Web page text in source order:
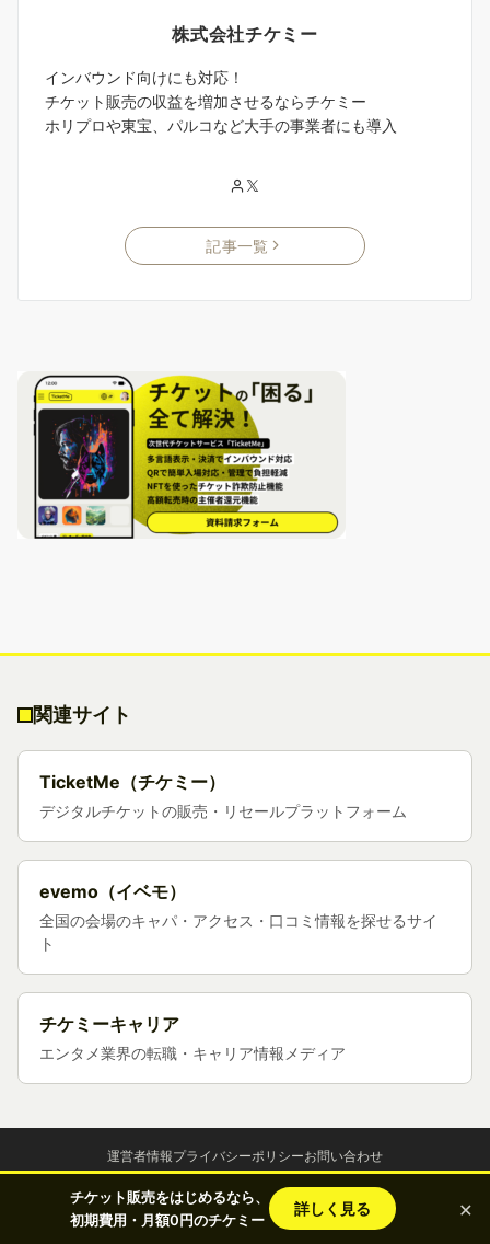
株式会社チケミー
インバウンド向けにも対応！
チケット販売の収益を増加させるならチケミー
ホリプロや東宝、パルコなど大手の事業者にも導入
記事一覧
関連サイト
TicketMe（チケミー）
デジタルチケットの販売・リセールプラットフォーム
evemo（イベモ）
全国の会場のキャパ・アクセス・口コミ情報を探せるサイ
ト
チケミーキャリア
エンタメ業界の転職・キャリア情報メディア
運営者情報プライバシーポリシーお問い合わせ
© 2026 チケットラボ｜運営: 株式会社チケミー
チケット販売をはじめるなら、
初期費用・月額0円のチケミー
詳しく見る ×